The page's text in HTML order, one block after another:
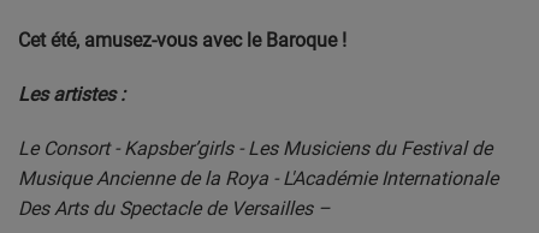
Cet été, amusez-vous avec le Baroque !
Les artistes :
Le Consort - Kapsber’girls - Les Musiciens du Festival de
Musique Ancienne de la Roya - L'Académie Internationale
Des Arts du Spectacle de Versailles –